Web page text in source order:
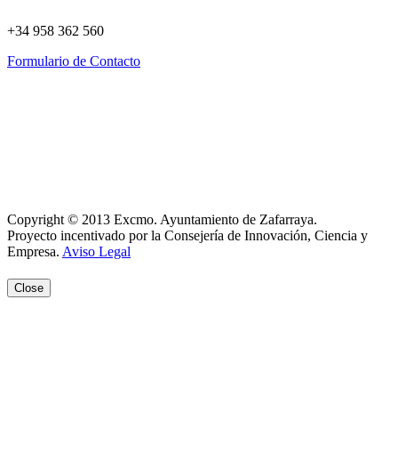
+34 958 362 560
Formulario de Contacto
Copyright © 2013 Excmo. Ayuntamiento de Zafarraya.
Proyecto incentivado por la Consejería de Innovación, Ciencia y
Empresa. Aviso Legal
Close